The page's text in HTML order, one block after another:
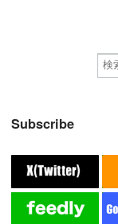
Subscribe